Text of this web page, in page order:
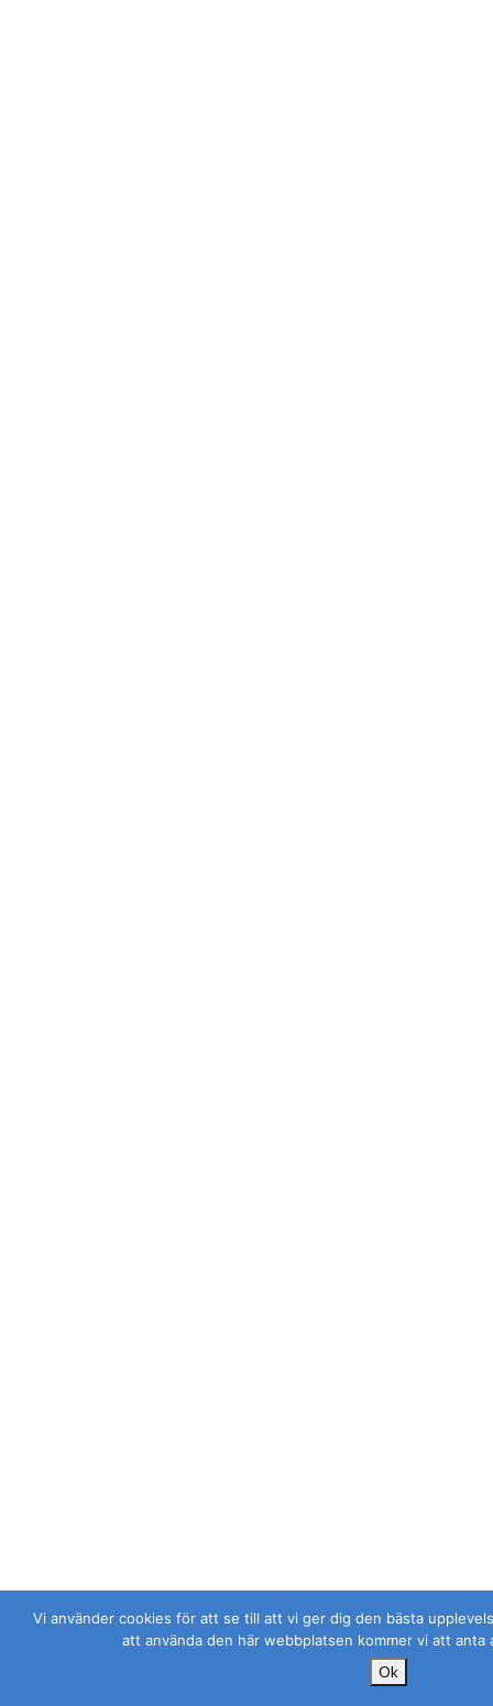
Vi använder cookies för att se till att vi ger dig den bästa
att använda den här webbplatsen kommer vi att
Ok